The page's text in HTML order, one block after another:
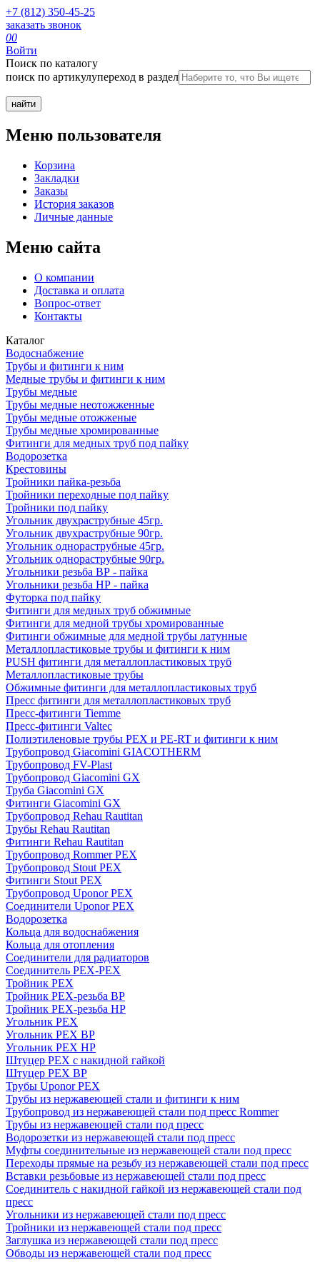
+7 (812) 350-45-25
заказать звонок
00
Войти
Поиск по каталогу
поиск по артикулупереход в раздел
Меню пользователя
Корзина
Закладки
Заказы
История заказов
Личные данные
Меню сайта
О компании
Доставка и оплата
Вопрос-ответ
Контакты
Каталог
Водоснабжение
Трубы и фитинги к ним
Медные трубы и фитинги к ним
Трубы медные
Трубы медные неотожженные
Трубы медные отожженые
Трубы медные хромированные
Фитинги для медных труб под пайку
Водорозетка
Крестовины
Тройники пайка-резьба
Тройники переходные под пайку
Тройники под пайку
Угольник двухраструбные 45гр.
Угольник двухраструбные 90гр.
Угольник однораструбные 45гр.
Угольник однораструбные 90гр.
Угольники резьба ВР - пайка
Угольники резьба НР - пайка
Футорка под пайку
Фитинги для медных труб обжимные
Фитинги для медной трубы хромированные
Фитинги обжимные для медной трубы латунные
Металлопластиковые трубы и фитинги к ним
PUSH фитинги для металлопластиковых труб
Металлопластиковые трубы
Обжимные фитинги для металлопластиковых труб
Пресс фитинги для металлопластиковых труб
Пресс-фитинги Tiemme
Пресс-фитинги Valtec
Полиэтиленовые трубы PEX и PE-RT и фитинги к ним
Трубопровод Giacomini GIACOTHERM
Трубопровод FV-Plast
Трубопровод Giacomini GX
Труба Giacomini GX
Фитинги Giacomini GX
Трубопровод Rehau Rautitan
Трубы Rehau Rautitan
Фитинги Rehau Rautitan
Трубопровод Rommer PEX
Трубопровод Stout PEX
Фитинги Stout PEX
Трубопровод Uponor PEX
Соединители Uponor PEX
Водорозетка
Кольца для водоснабжения
Кольца для отопления
Соединители для радиаторов
Соединитель PEX-PEX
Тройник PEX
Тройник PEX-резьба ВР
Тройник PEX-резьба НР
Угольник PEX
Угольник PEX ВР
Угольник PEX НР
Штуцер PEX c накидной гайкой
Штуцер PEX ВР
Трубы Uponor PEX
Трубы из нержавеющей стали и фитинги к ним
Трубопровод из нержавеющей стали под пресс Rommer
Трубы из нержавеющей стали под пресс
Водорозетки из нержавеющей стали под пресс
Муфты соединительные из нержавеющей стали под пресс
Переходы прямые на резьбу из нержавеющей стали под пресс
Вставки резьбовые из нержавеющей стали под пресс
Соединитель с накидной гайкой из нержавеющей стали под
пресс
Угольники из нержавеющей стали под пресс
Тройники из нержавеющей стали под пресс
Заглушка из нержавеющей стали под пресс
Обводы из нержавеющей стали под пресс